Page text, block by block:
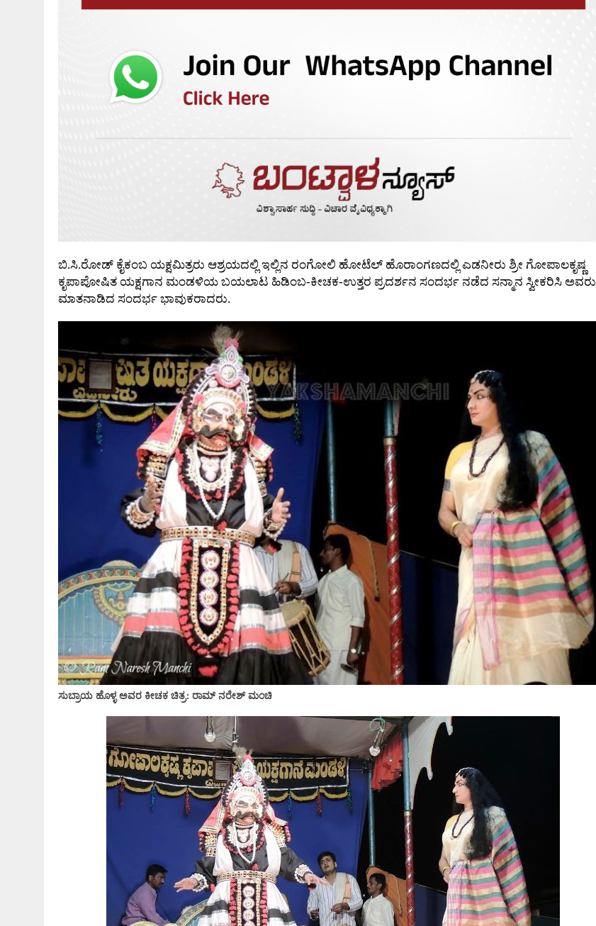
ಬಿ.ಸಿ.ರೋಡ್ ಕೈಕಂಬ ಯಕ್ಷಮಿತ್ರರು ಆಶ್ರಯದಲ್ಲಿ ಇಲ್ಲಿನ ರಂಗೋಲಿ ಹೋಟೆಲ್ ಹೊರಾಂಗಣದಲ್ಲಿ ಎಡನೀರು ಶ್ರೀ ಗೋಪಾಲಕೃಷ್ಣ
ಕೃಪಾಪೋಷಿತ ಯಕ್ಷಗಾನ ಮಂಡಳಿಯ ಬಯಲಾಟ ಹಿಡಿಂಬ-ಕೀಚಕ-ಉತ್ತರ ಪ್ರದರ್ಶನ ಸಂದರ್ಭ ನಡೆದ ಸನ್ಮಾನ ಸ್ವೀಕರಿಸಿ ಅವರು
ಮಾತನಾಡಿದ ಸಂದರ್ಭ ಭಾವುಕರಾದರು.
ಸುಬ್ರಾಯ ಹೊಳ್ಳ ಅವರ ಕೀಚಕ ಚಿತ್ರ: ರಾಮ್ ನರೇಶ್ ಮಂಚಿ